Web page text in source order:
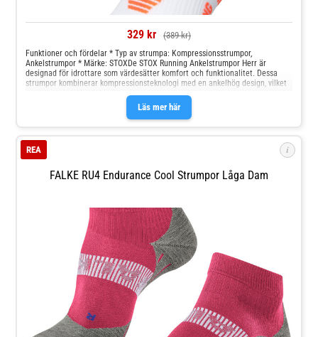
329 kr (389 kr)
Läs mer här
Funktioner och fördelar * Typ av strumpa: Kompressionsstrumpor,
Ankelstrumpor * Märke: STOXDe STOX Running Ankelstrumpor Herr är
designad för idrottare som värdesätter komfort och funktionalitet. Dessa
strumpor kombinerar kompressionsteknologi med en ankelhög design, vilket
i
FALKE RU4 Endurance Cool Strumpor Låga Dam
REA